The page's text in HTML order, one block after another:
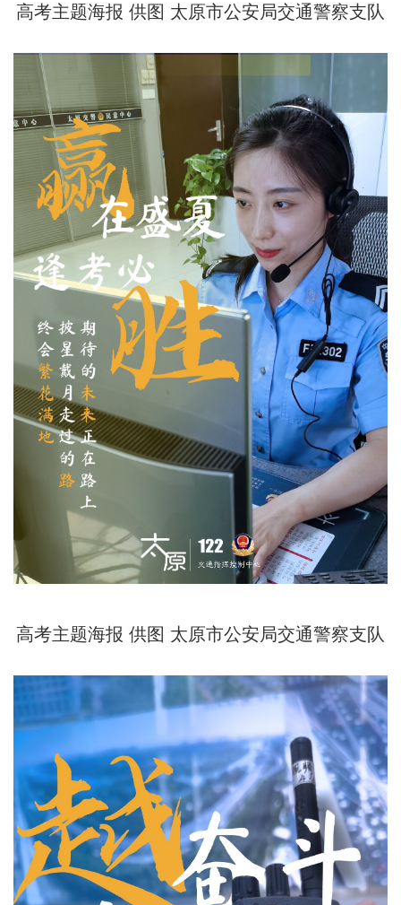
高考主题海报 供图 太原市公安局交通警察支队
高考主题海报 供图 太原市公安局交通警察支队